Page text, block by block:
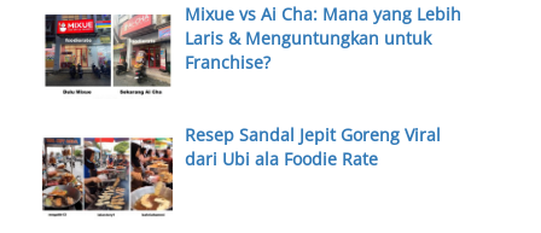
Mixue vs Ai Cha: Mana yang Lebih
Laris & Menguntungkan untuk
Franchise?
Resep Sandal Jepit Goreng Viral
dari Ubi ala Foodie Rate